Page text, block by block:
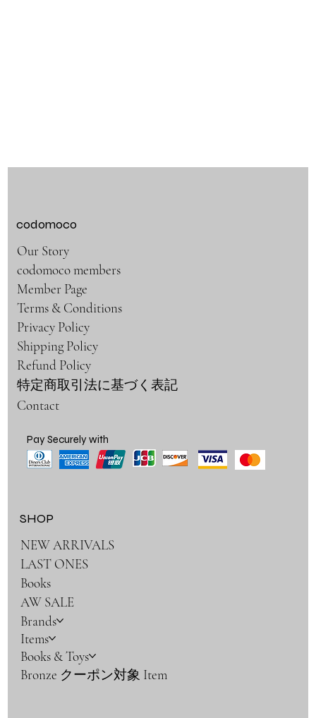
codomoco
Our Story
codomoco members
Member Page
Terms & Conditions
Privacy Policy
Shipping Policy
Refund Policy
特定商取引法に基づく表記
Contact
SHOP
NEW ARRIVALS
LAST ONES
Books
AW SALE
Brands
Items
Books & Toys
Bronze クーポン対象 Item
Pay Securely with